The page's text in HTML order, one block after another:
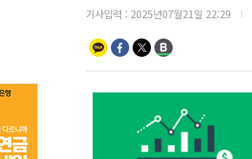
기사입력 : 2025년07월21일 22:29